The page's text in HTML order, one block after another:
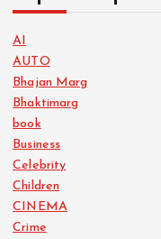
AI
AUTO
Bhajan Marg
Bhaktimarg
book
Business
Celebrity
Children
CINEMA
Crime